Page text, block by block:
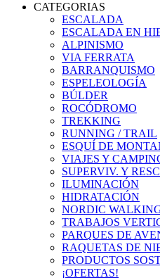
CATEGORIAS
ESCALADA
ESCALADA EN
ALPINISMO
VIA FERRATA
BARRANQUISMO
ESPELEOLOGÍA
BÚLDER
ROCÓDROMO
TREKKING
RUNNING / TRAIL
ESQUÍ DE
VIAJES Y
SUPERVIV. Y
ILUMINACIÓN
HIDRATACIÓN
NORDIC
TRABAJOS
PARQUES DE
RAQUETAS DE
PRODUCTOS
¡OFERTAS!